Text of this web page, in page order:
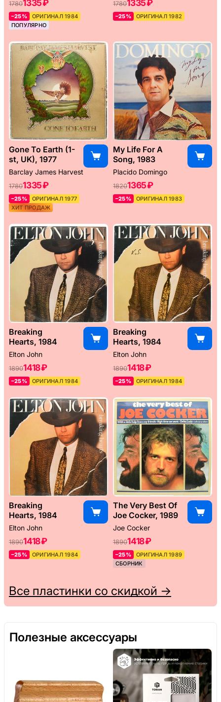
17801335 ₽
–25%
ОРИГИНАЛ 1984
ПОПУЛЯРНО
17801335 ₽
–25% ОРИГИНАЛ 1982
Gone To Earth (1-
st, UK), 1977
Barclay James Harvest
17801335 ₽
–25%
ОРИГИНАЛ 1977
ХИТ ПРОДАЖ
My Life For A
Song, 1983
Placido Domingo
18201365 ₽
–25% ОРИГИНАЛ 1983
Breaking
Hearts, 1984
Elton John
18901418 ₽
–25% ОРИГИНАЛ 1984
Breaking
Hearts, 1984
Elton John
18901418 ₽
–25% ОРИГИНАЛ 1984
Breaking
Hearts, 1984
Elton John
18901418 ₽
–25% ОРИГИНАЛ 1984
The Very Best Of
Joe Cocker, 1989
Joe Cocker
18901418 ₽
–25%
ОРИГИНАЛ 1989
СБОРНИК
Все пластинки со скидкой →
Полезные аксессуары